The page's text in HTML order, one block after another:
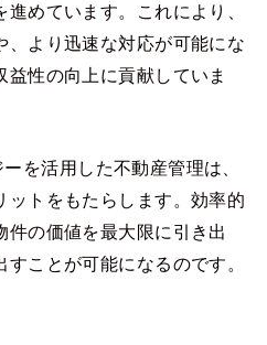
めています。これにより、
、より迅速な対応が可能にな
益性の向上に貢献していま
を活用した不動産管理は、
ットをもたらします。効率的
件の価値を最大限に引き出
ことが可能になるのです。